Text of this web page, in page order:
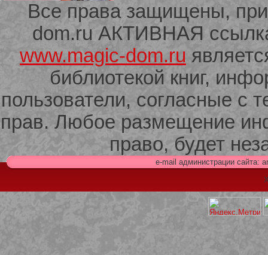
209 Белая кофта из ленточного
Все права защищены,
dom.ru АКТИВНАЯ ссылка
www.magic-dom.ru
библиотекой книг,
пользователи, согласные с
прав. Любое размещение
право, будет
e-mail администрации сайта: